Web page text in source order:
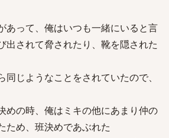
あって、俺はいつも一緒にいると言
出されて脅されたり、靴を隠された
同じようなことをされていたので、
めの時、俺はミキの他にあまり仲の
ため、班決めであぶれた